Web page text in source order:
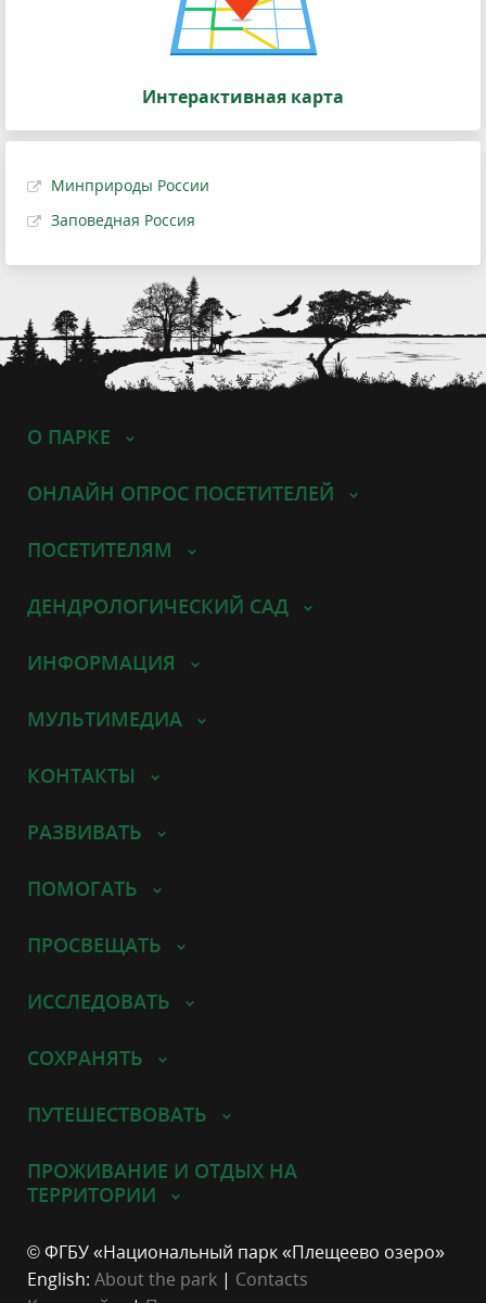
Интерактивная карта
Минприроды России
Заповедная Россия
О ПАРКЕ
ОНЛАЙН ОПРОС ПОСЕТИТЕЛЕЙ
ПОСЕТИТЕЛЯМ
ДЕНДРОЛОГИЧЕСКИЙ САД
ИНФОРМАЦИЯ
МУЛЬТИМЕДИА
КОНТАКТЫ
РАЗВИВАТЬ
ПОМОГАТЬ
ПРОСВЕЩАТЬ
ИССЛЕДОВАТЬ
СОХРАНЯТЬ
ПУТЕШЕСТВОВАТЬ
ПРОЖИВАНИЕ И ОТДЫХ НА
ТЕРРИТОРИИ
© ФГБУ «Национальный парк «Плещеево озеро»
English: About the park | Contacts